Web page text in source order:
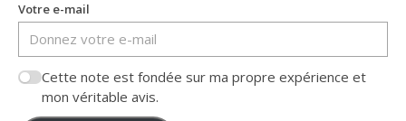
Votre e-mail
Cette note est fondée sur ma propre expérience et
mon véritable avis.